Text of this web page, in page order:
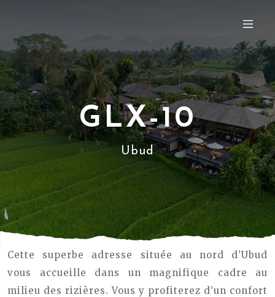
GLX-10
Ubud
Cette superbe adresse située au nord d’Ubud
vous accueille dans un magnifique cadre au
milieu des rizières. Vous y profiterez d’un confort